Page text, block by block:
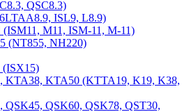
QSC8.3)
ISL9, L8.9)
(ISM11, M11, ISM-11, M-11)
(NT855, NH220)
(ISX15)
KTA38, KTA50 (KTTA19, K19, K38,
QSK45, QSK60, QSK78, QST30,